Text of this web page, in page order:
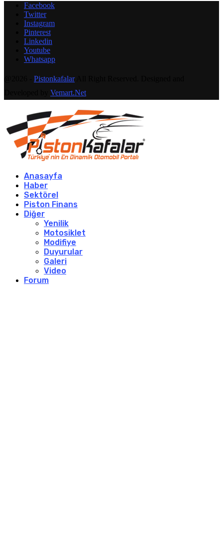
Facebook
Twitter
Instagram
Pinterest
Linkedin
Youtube
Whatsapp
PistonkafalarAll Right Reserved. Designed and
Vemart.Net
Anasayfa
Haber
Sektörel
Piston Finans
Diğer
Yenilik
Motosiklet
Modifiye
Duyurular
Galeri
Video
Forum